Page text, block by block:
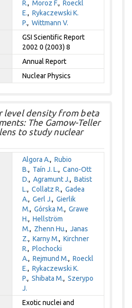
R.,Moroz F.,Roeckl
E.,Rykaczewski K.
P.,Wittmann V.
GSI Scientific Report
2002 0 (2003) 8
Annual Report
Nuclear Physics
level density from beta
The Gamow-Teller
to study nuclear
Algora A.,Rubio
B., Taín J. L.,Cano-Ott
D.,Agramunt J.,Batist
L.,Collatz R.,Gadea
A.,Gerl J.,Gierlik
M.,Górska M.,Grawe
H.,Hellström
M., Zhenn Hu.,Janas
Z.,Karny M.,Kirchner
R.,Plochocki
A.,Rejmund M.,Roeckl
E.,Rykaczewski K.
P.,Shibata M.,Szerypo
J.
Exotic nuclei and